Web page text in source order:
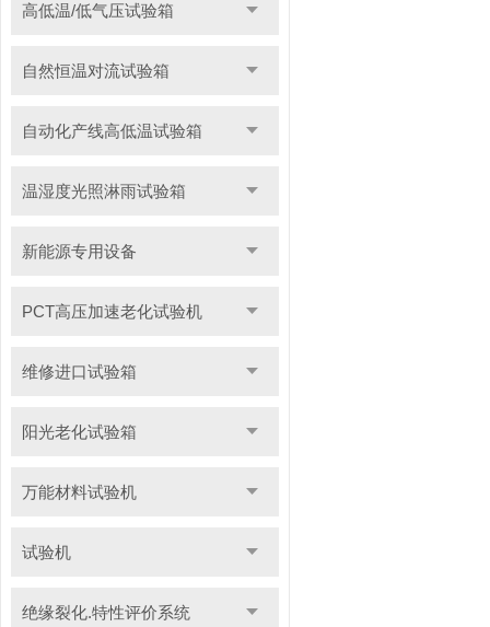
高低温/低气压试验箱
自然恒温对流试验箱
自动化产线高低温试验箱
温湿度光照淋雨试验箱
新能源专用设备
PCT高压加速老化试验机
维修进口试验箱
阳光老化试验箱
万能材料试验机
试验机
绝缘裂化.特性评价系统